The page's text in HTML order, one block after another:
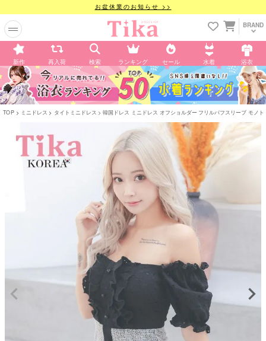
お盆休業のお知らせ >>
BRAND
新作 再入荷 検索 ランキング セール 水着 浴衣
TOP ミニドレス タイトミニドレス 韓国ドレス ミニドレス オフショルダー フリルパフスリーブ モノ